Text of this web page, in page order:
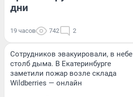
дни
19 часов 742 2
Сотрудников эвакуировали, в небе
столб дыма. В Екатеринбурге
заметили пожар возле склада
Wildberries — онлайн